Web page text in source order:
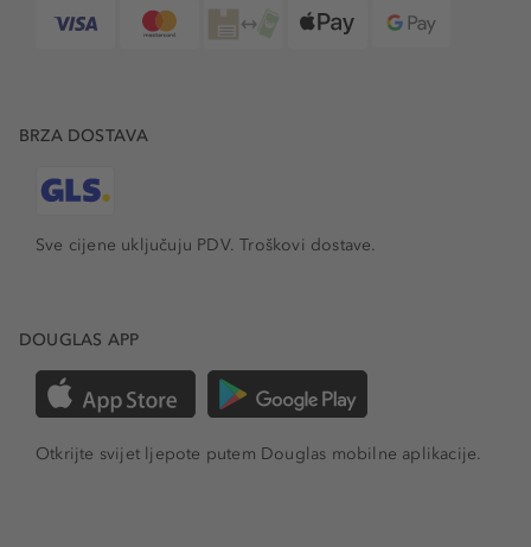
BRZA DOSTAVA
Sve cijene uključuju PDV.Troškovi dostave.
DOUGLAS APP
Otkrijte svijet ljepote putem Douglas mobilne aplikacije.